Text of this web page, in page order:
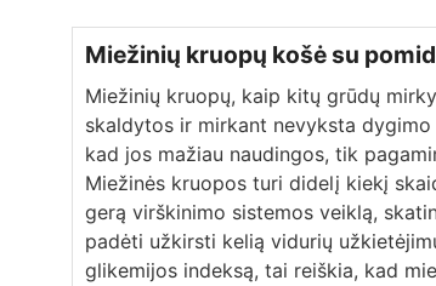
Miežinių kruopų košė su
Miežinių kruopų, kaip kitų grūdų
skaldytos ir mirkant nevyksta
kad jos mažiau naudingos, tik
Miežinės kruopos turi didelį kiekį
gerą virškinimo sistemos veiklą,
padėti užkirsti kelią vidurių
glikemijos indeksą, tai reiškia, kad